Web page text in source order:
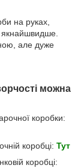
на руках,
якнайшвидше.
але дуже
можна
коробки:
коробці: Тут
коробці: